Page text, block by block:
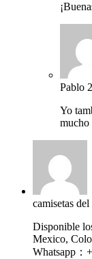
Pablo
Yo
mucho
camisetas
Disponible
Mexico,
Whatsapp：